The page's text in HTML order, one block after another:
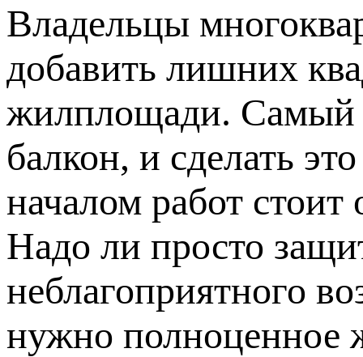
Владельцы
добавить лишних
жилплощади. Самый
балкон, и сделать
началом работ
Надо ли просто
неблагоприятного
нужно полноценное